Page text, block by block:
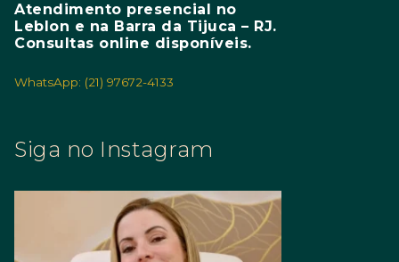
Atendimento presencial no
Leblon e na Barra da Tijuca – RJ.
Consultas online disponíveis.
WhatsApp: (21) 97672-4133
Siga no Instagram